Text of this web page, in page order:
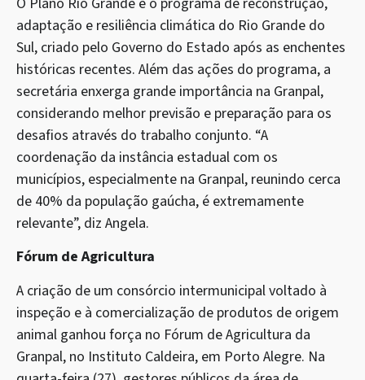
adaptação e resiliência climática do Rio Grande do
Sul, criado pelo Governo do Estado após as enchentes
históricas recentes. Além das ações do programa, a
secretária enxerga grande importância na Granpal,
considerando melhor previsão e preparação para os
desafios através do trabalho conjunto. “A
coordenação da instância estadual com os
municípios, especialmente na Granpal, reunindo cerca
de 40% da população gaúcha, é extremamente
relevante”, diz Angela.
Fórum de Agricultura
A criação de um consórcio intermunicipal voltado à
inspeção e à comercialização de produtos de origem
animal ganhou força no Fórum de Agricultura da
Granpal, no Instituto Caldeira, em Porto Alegre. Na